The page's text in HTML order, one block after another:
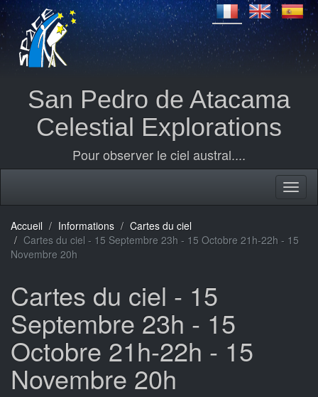
San Pedro de Atacama
Celestial Explorations
Pour observer le ciel austral....
Accueil Informations
Cartes du ciel
Cartes du ciel - 15 Septembre 23h - 15 Octobre 21h-22h - 15
Novembre 20h
Cartes du ciel - 15
Septembre 23h - 15
Octobre 21h-22h - 15
Novembre 20h